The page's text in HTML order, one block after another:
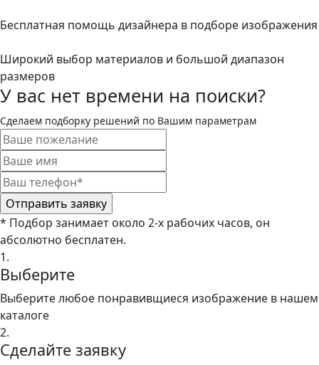
Бесплатная помощь дизайнера в подборе изображения
Широкий выбор материалов и большой диапазон
размеров
У вас нет времени на поиски?
Сделаем подборку решений по Вашим параметрам
* Подбор занимает около 2-х рабочих часов, он
абсолютно бесплатен.
1.
Выберите
Выберите любое понравивщиеся изображение в нашем
каталоге
2.
Сделайте заявку